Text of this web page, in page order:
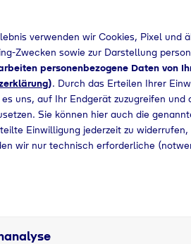
+49
verwenden wir Cookies, Pixel und
Zwecken sowie zur Darstellung
personenbezogene Daten von
). Durch das Erteilen Ihrer
uns, auf Ihr Endgerät zuzugreifen
Sie können hier auch die
Einwilligung jederzeit zu
wir nur technisch erforderliche